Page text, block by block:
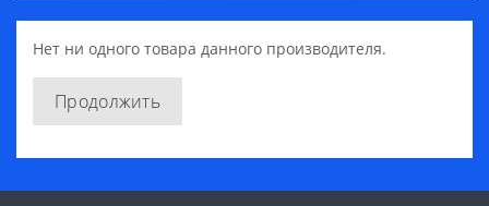
Нет ни одного товара данного производителя.
Продолжить